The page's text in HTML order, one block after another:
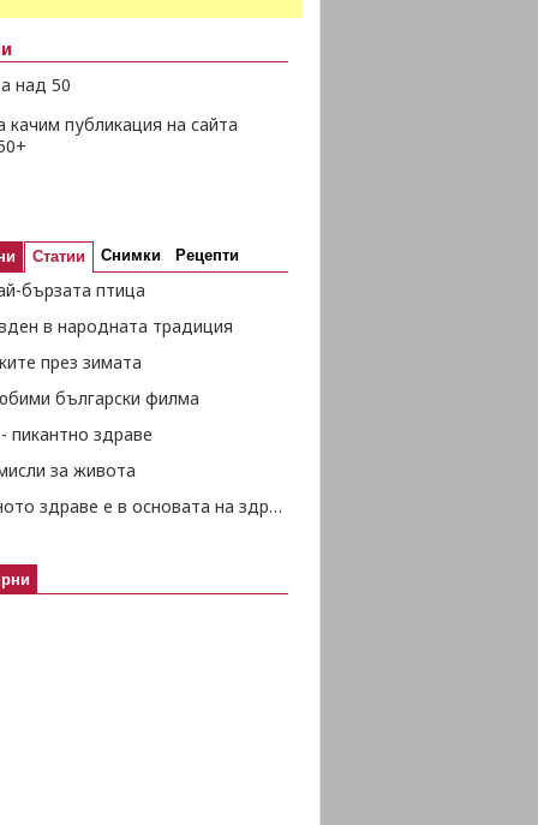
над 50
качим публикация на сайта
Статии Снимки Рецепти
бързата птица
в народната традиция
през зимата
български филма
пикантно здраве
за живота
Психичното здраве е в основата на здравето изобщо